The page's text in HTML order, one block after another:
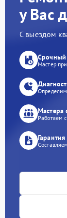
у Вас
С выездом
Мастер
Мастера
Работаем